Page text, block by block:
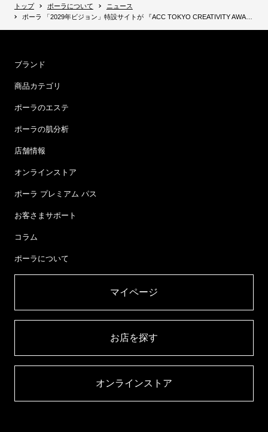
トップ ポーラについて
ニュース
ポーラ 「2029年ビジョン」特設サイトが 『ACC TOKYO CREATIVITY AWARDS』において 総務大臣賞／ACCグランプリを受賞
ブランド
商品カテゴリ
ポーラのエステ
ポーラの肌分析
店舗情報
オンラインストア
ポーラ プレミアム パス
お客さまサポート
コラム
ポーラについて
マイページ​
お店を探す​
オンラインストア​